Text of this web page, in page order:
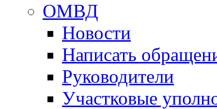
ОМВД
Новости
Написать
Руководители
Участковые